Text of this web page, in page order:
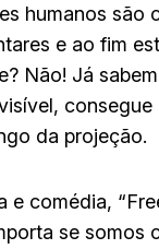
humanos são
e ao fim
Não! Já
da projeção.
e comédia,
se